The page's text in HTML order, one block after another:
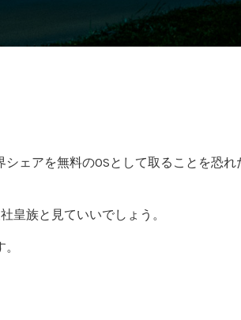
ェアを無料のOSとして取ることを恐れ
皇族と見ていいでしょう。